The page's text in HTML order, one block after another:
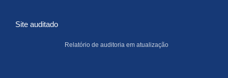
Site auditado
Relatório de auditoria em atualização